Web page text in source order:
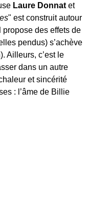
Laure Donnat et
" est construit autour
des effets de
pendus) s’achève
Ailleurs, c’est le
dans un autre
et sincérité
: l’âme de Billie